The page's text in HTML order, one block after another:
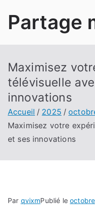
Partage
Maximisez
télévisuelle
innovations
Accueil 2025
Maximisez votre
et ses innovations
Par qvixmPublié le